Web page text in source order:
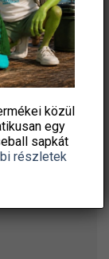
FEL Aközül
egy
sapkát
részletek